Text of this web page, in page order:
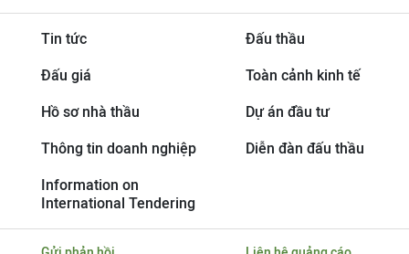
Tin tức Đấu thầu
Đấu giá Toàn cảnh kinh tế
Hồ sơ nhà thầu Dự án đầu tư
Thông tin doanh nghiệp Diễn đàn đấu thầu
Information on
International Tendering